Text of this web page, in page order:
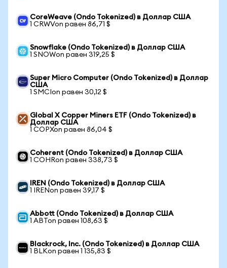
CoreWeave (Ondo Tokenized) в Доллар США
1 CRWVon равен 86,71 $
Snowflake (Ondo Tokenized) в Доллар США
1 SNOWon равен 319,25 $
Super Micro Computer (Ondo Tokenized) в Доллар
США
1 SMCIon равен 30,12 $
Global X Copper Miners ETF (Ondo Tokenized) в
Доллар США
1 COPXon равен 86,04 $
Coherent (Ondo Tokenized) в Доллар США
1 COHRon равен 338,73 $
IREN (Ondo Tokenized) в Доллар США
1 IRENon равен 39,17 $
Abbott (Ondo Tokenized) в Доллар США
1 ABTon равен 108,63 $
Blackrock, Inc. (Ondo Tokenized) в Доллар США
1 BLKon равен 1 135,83 $